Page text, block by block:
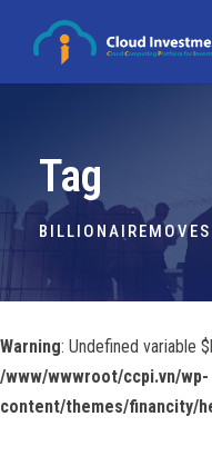
Tag
BILLIONAIREMOVES
Warning: Undefined variable
/www/wwwroot/ccpi.vn/wp-
content/themes/financity/